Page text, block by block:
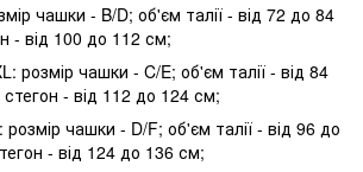
чашки - B/D; об'єм талії - від 72 до 84
- від 100 до 112 см;
розмір чашки - C/E; об'єм талії - від 84
- від 112 до 124 см;
розмір чашки - D/F; об'єм талії - від 96 до
- від 124 до 136 см;